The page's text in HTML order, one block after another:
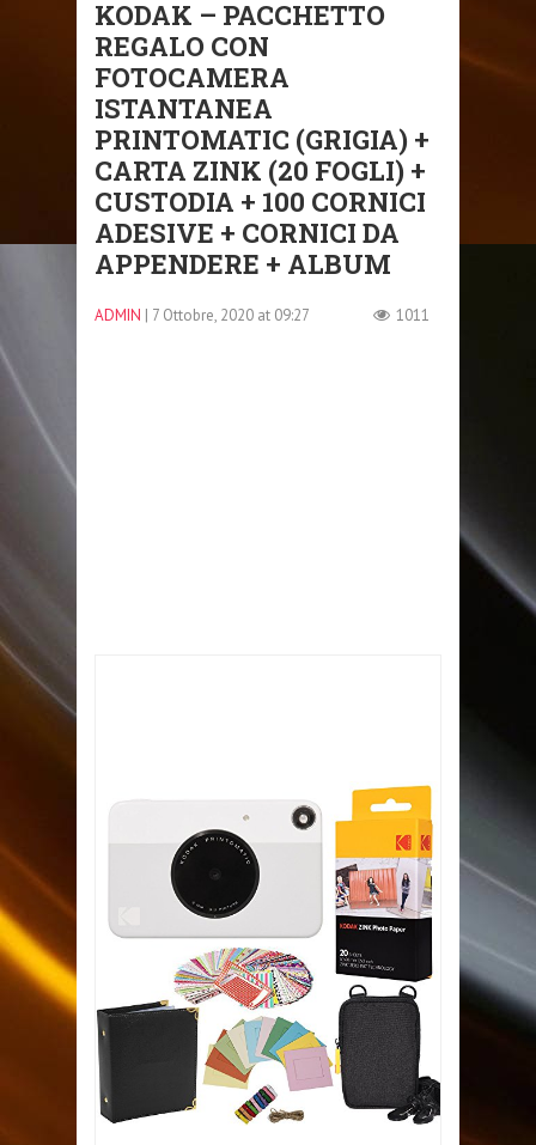
KODAK – PACCHETTO
REGALO CON
FOTOCAMERA
ISTANTANEA
PRINTOMATIC (GRIGIA) +
CARTA ZINK (20 FOGLI) +
CUSTODIA + 100 CORNICI
ADESIVE + CORNICI DA
APPENDERE + ALBUM
ADMIN | 7 Ottobre, 2020 at 09:27 1011